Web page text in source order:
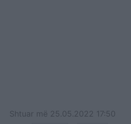
Shtuar më 25.05.2022 17:50